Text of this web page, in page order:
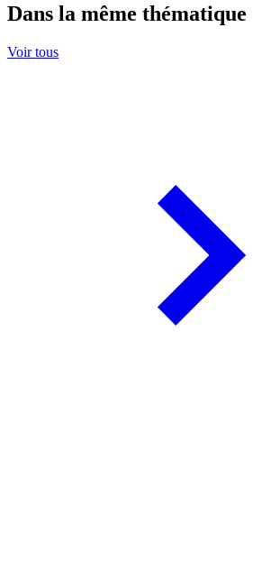
Dans la même thématique
Voir tous